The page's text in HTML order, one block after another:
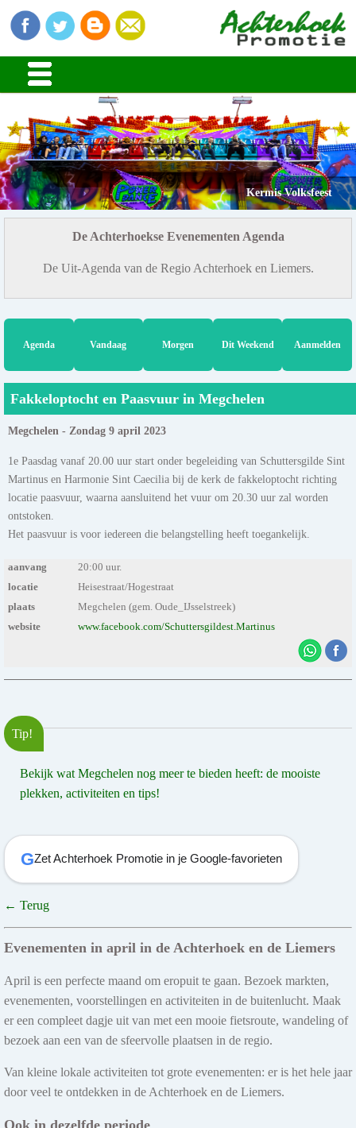
Kermis Volksfeest
De Achterhoekse Evenementen Agenda
De Uit-Agenda van de Regio Achterhoek en Liemers.
Agenda Vandaag Morgen Dit Weekend Aanmelden
Fakkeloptocht en Paasvuur in Megchelen
Megchelen - Zondag 9 april 2023
1e Paasdag vanaf 20.00 uur start onder begeleiding van Schuttersgilde Sint
Martinus en Harmonie Sint Caecilia bij de kerk de fakkeloptocht richting
locatie paasvuur, waarna aansluitend het vuur om 20.30 uur zal worden
ontstoken.
Het paasvuur is voor iedereen die belangstelling heeft toegankelijk.
aanvang
20:00 uur.
locatie
Heisestraat/Hogestraat
plaats
Megchelen (gem. Oude_IJsselstreek)
website
www.facebook.com/Schuttersgildest.Martinus
Tip!
Bekijk wat Megchelen nog meer te bieden heeft: de mooiste
plekken, activiteiten en tips!
GZet Achterhoek Promotie in je Google-favorieten
← Terug
Evenementen in april in de Achterhoek en de Liemers
April is een perfecte maand om eropuit te gaan. Bezoek markten,
evenementen, voorstellingen en activiteiten in de buitenlucht. Maak
er een compleet dagje uit van met een mooie fietsroute, wandeling of
bezoek aan een van de sfeervolle plaatsen in de regio.
Van kleine lokale activiteiten tot grote evenementen: er is het hele jaar
door veel te ontdekken in de Achterhoek en de Liemers.
Ook in dezelfde periode